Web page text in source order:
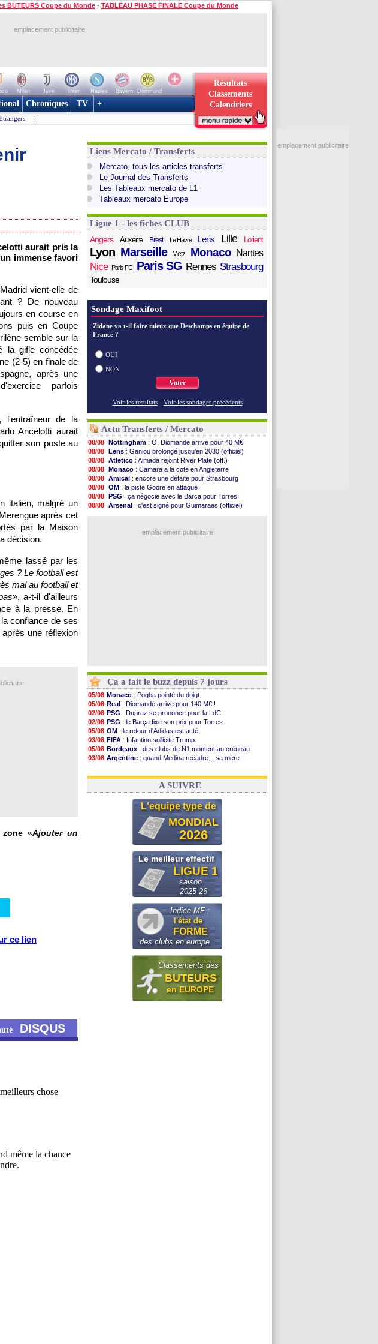
BUTEURS Coupe du Monde - TABLEAU PHASE FINALE Coupe du Monde
emplacement publicitaire
Milan Juve Inter Naples Bayern
Dortmund
Résultats
Classements
Calendriers
Chroniques TV +
|
aurait pris la
immense favori
vient-elle de
? De nouveau
en course en
puis en Coupe
semble sur la
la gifle concédée
(2-5) en finale de
après une
parfois
l'entraîneur de la
Ancelotti aurait
son poste au
italien, malgré un
après cet
par la Maison
décision.
lassé par les
? Le football est
mal au football et
», a-t-il d'ailleurs
à la presse. En
confiance de ses
une réflexion
«Ajouter un
ce lien
DISQUS
Liens Mercato / Transferts
Mercato, tous les articles transferts
Le Journal des Transferts
Les Tableaux mercato de L1
Tableaux mercato Europe
Ligue 1 - les fiches CLUB
Angers
Auxerre Brest Le Havre Lens Lille Lorient
Lyon Marseille Metz Monaco Nantes
Nice Paris FC Paris SG Rennes Strasbourg
Toulouse
Sondage Maxifoot
Zidane va t-il faire mieux que Deschamps en équipe de
France ?
OUI
NON
Voter
Voir les resultats - Voir les sondages précédents
Actu Transferts / Mercato
08/08 Nottingham : O. Diomande arrive pour 40 M€
08/08 Lens : Ganiou prolongé jusqu'en 2030 (officiel)
08/08 Atletico : Almada rejoint River Plate (off.)
08/08 Monaco : Camara a la cote en Angleterre
08/08 Amical : encore une défaite pour Strasbourg
08/08 OM : la piste Goore en attaque
08/08 PSG : ça négocie avec le Barça pour Torres
08/08 Arsenal : c'est signé pour Guimaraes (officiel)
: accord avec la Real Sociedad pour Aguerd
emplacement publicitaire
Ça a fait le buzz depuis 7 jours
05/08 Monaco : Pogba pointé du doigt
05/08 Real : Diomandé arrive pour 140 M€ !
02/08 PSG : Dupraz se prononce pour la LdC
02/08 PSG : le Barça fixe son prix pour Torres
05/08 OM : le retour d'Adidas est acté
03/08 FIFA : Infantino sollicite Trump
05/08 Bordeaux : des clubs de N1 montent au créneau
03/08 Argentine : quand Medina recadre... sa mère
03/08 OM: Paixão attire un 2e club anglais
A SUIVRE
L'equipe type de
MONDIAL
2026
Le meilleur effectif
LIGUE 1
saison
2025-26
Indice MF :
l'état de
FORME
des clubs en europe
Classements des
BUTEURS
en EUROPE
emplacement publicitaire